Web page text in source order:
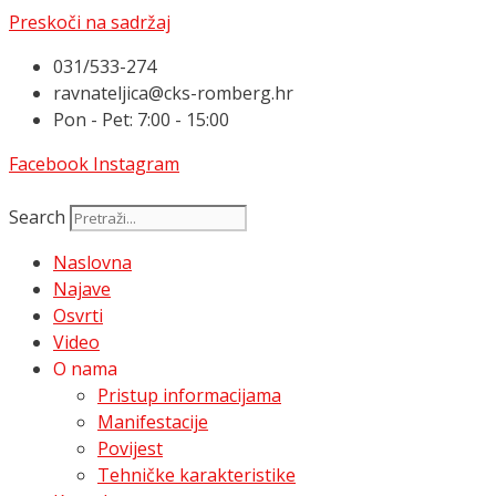
Preskoči na sadržaj
031/533-274
ravnateljica@cks-romberg.hr
Pon - Pet: 7:00 - 15:00
Facebook Instagram
Search
Naslovna
Najave
Osvrti
Video
O nama
Pristup informacijama
Manifestacije
Povijest
Tehničke karakteristike